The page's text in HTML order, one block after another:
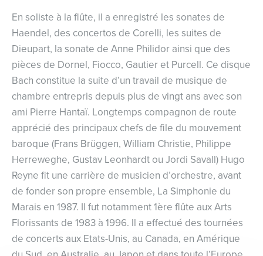
En soliste à la flûte, il a enregistré les sonates de
Haendel, des concertos de Corelli, les suites de
Dieupart, la sonate de Anne Philidor ainsi que des
pièces de Dornel, Fiocco, Gautier et Purcell. Ce disque
Bach constitue la suite d’un travail de musique de
chambre entrepris depuis plus de vingt ans avec son
ami Pierre Hantaï. Longtemps compagnon de route
apprécié des principaux chefs de file du mouvement
baroque (Frans Brüggen, William Christie, Philippe
Herreweghe, Gustav Leonhardt ou Jordi Savall) Hugo
Reyne fit une carrière de musicien d’orchestre, avant
de fonder son propre ensemble, La Simphonie du
Marais en 1987. Il fut notamment 1ère flûte aux Arts
Florissants de 1983 à 1996. Il a effectué des tournées
de concerts aux Etats-Unis, au Canada, en Amérique